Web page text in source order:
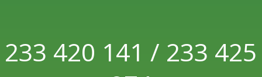
233 420 141 / 233 425